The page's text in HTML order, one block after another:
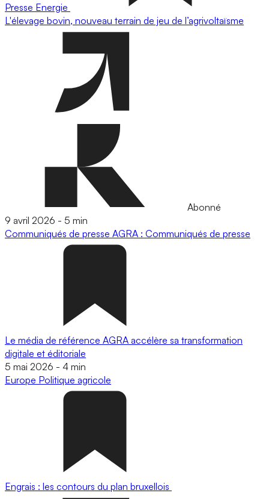
Presse Energie
L'élevage bovin, nouveau terrain de jeu de l’agrivoltaïsme
Abonné
9 avril 2026 - 5 min
Communiqués de presse AGRA : Communiqués de presse
Le média de référence AGRA accélère sa transformation
digitale et éditoriale
5 mai 2026 - 4 min
Europe Politique agricole
Engrais : les contours du plan bruxellois